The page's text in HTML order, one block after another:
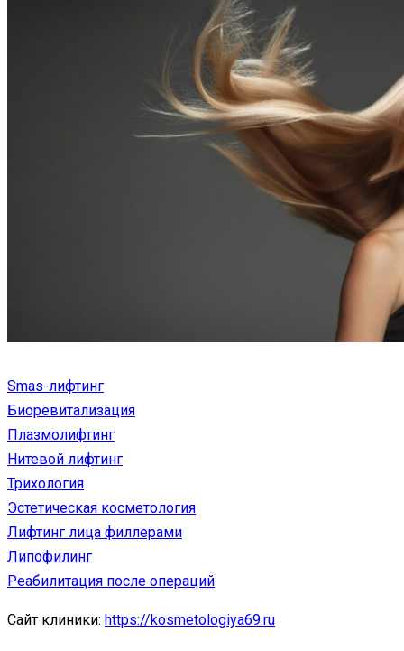
Smas-лифтинг
Биоревитализация
Плазмолифтинг
Нитевой лифтинг
Трихология
Эстетическая косметология
Лифтинг лица филлерами
Липофилинг
Реабилитация после операций
Сайт клиники: https://kosmetologiya69.ru